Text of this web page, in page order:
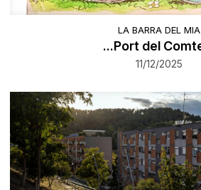
LA BARRA DEL MIA
...Port del
11/12/2025